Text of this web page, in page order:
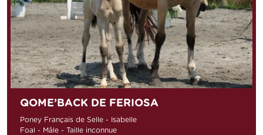
QOME’BACK DE FERIOSA
Poney Français de Selle - Isabelle
Foal - Mâle - Taille inconnue